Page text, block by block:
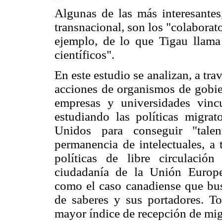
Algunas de las más
transnacional, son los
ejemplo, de lo que Tigau
científicos".
En este estudio se analizan, a
acciones de organismos de
empresas y universidades
estudiando las políticas
Unidos para conseguir
permanencia de intelectuales,
políticas de libre circulación
ciudadanía de la Unión
como el caso canadiense que
de saberes y sus portadores.
mayor índice de recepción de